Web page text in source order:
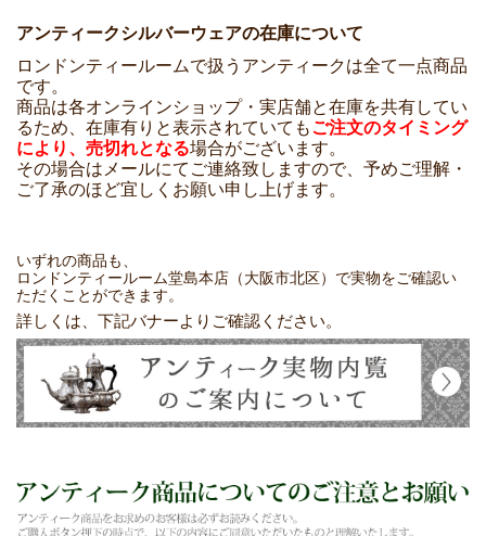
アンティークシルバーウェアの在庫について
ロンドンティールームで扱うアンティークは全て一点商品
です。
商品は各オンラインショップ・実店舗と在庫を共有してい
るため、在庫有りと表示されていてもご注文のタイミング
により、売切れとなる場合がございます。
その場合はメールにてご連絡致しますので、予めご理解・
ご了承のほど宜しくお願い申し上げます。
いずれの商品も、
ロンドンティールーム堂島本店（大阪市北区）で実物をご確認い
ただくことができます。
詳しくは、下記バナーよりご確認ください。